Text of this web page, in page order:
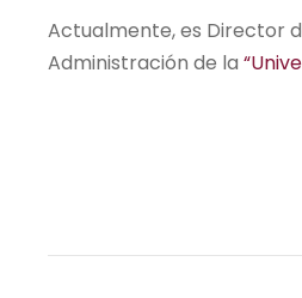
Actualmente, es Director
Administración de la